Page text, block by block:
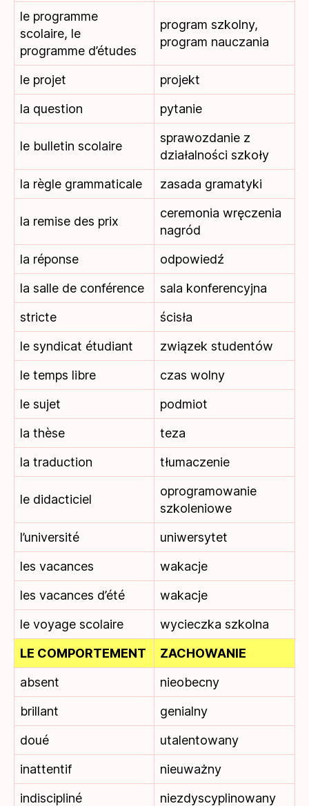
le programme
scolaire, le
programme d’études
program szkolny,
program nauczania
le projet
projekt
la question
pytanie
le bulletin scolaire
sprawozdanie z
działalności szkoły
la règle grammaticale
zasada gramatyki
la remise des prix
ceremonia wręczenia
nagród
la réponse
odpowiedź
la salle de conférence
sala konferencyjna
stricte
ścisła
le syndicat étudiant
związek studentów
le temps libre
czas wolny
le sujet
podmiot
la thèse
teza
la traduction
tłumaczenie
le didacticiel
oprogramowanie
szkoleniowe
l’université
uniwersytet
les vacances
wakacje
les vacances d’été
wakacje
le voyage scolaire
wycieczka szkolna
LE COMPORTEMENT
ZACHOWANIE
absent
nieobecny
brillant
genialny
doué
utalentowany
inattentif
nieuważny
indiscipliné
niezdyscyplinowany